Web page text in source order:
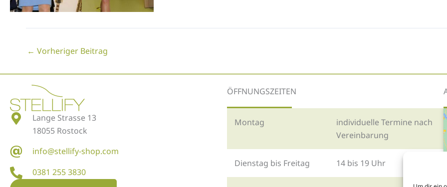
← Vorheriger Beitrag
Lange Strasse 13
18055 Rostock
info@stellify-shop.com
0381 255 3830
ÖFFNUNGSZEITEN
Montag
individuelle Termine nach
Vereinbarung
Dienstag bis Freitag 14 bis 19 Uhr